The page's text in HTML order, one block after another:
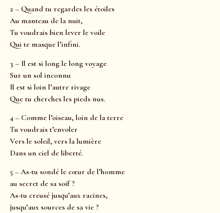
2 – Quand tu regardes les étoiles
Au manteau de la nuit,
Tu voudrais bien lever le voile
Qui te masque l’infini.
3 – Il est si long le long voyage
Sur un sol inconnu
Il est si loin l’autre rivage
Que tu cherches les pieds nus.
4 – Comme l’oiseau, loin de la terre
Tu voudrais t’envoler
Vers le soleil, vers la lumière
Dans un ciel de liberté.
5 – As-tu sondé le cœur de l’homme
au secret de sa soif ?
As-tu creusé jusqu’aux racines,
jusqu’aux sources de sa vie ?